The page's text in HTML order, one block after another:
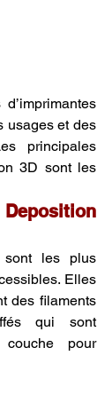
usages et des
principales
3D sont les
sont les plus
Elles
des filaments
qui sont
pour